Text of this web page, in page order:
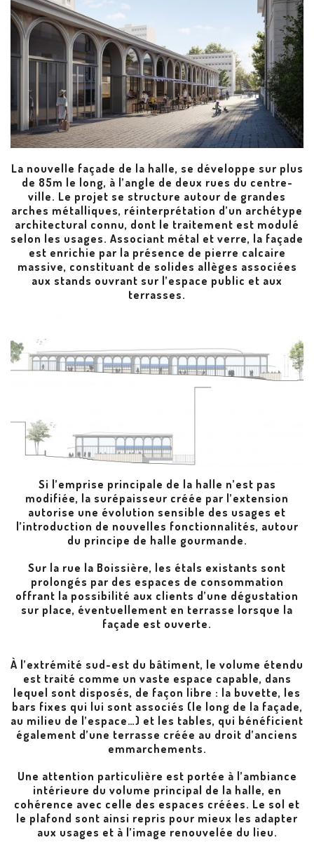
La nouvelle façade de la halle, se développe sur plus
de 85m le long, à l’angle de deux rues du centre-
ville. Le projet se structure autour de grandes
arches métalliques, réinterprétation d’un archétype
architectural connu, dont le traitement est modulé
selon les usages. Associant métal et verre, la façade
est enrichie par la présence de pierre calcaire
massive, constituant de solides allèges associées
aux stands ouvrant sur l’espace public et aux
terrasses.
Si l’emprise principale de la halle n’est pas
modifiée, la surépaisseur créée par l’extension
autorise une évolution sensible des usages et
l’introduction de nouvelles fonctionnalités, autour
du principe de halle gourmande.
Sur la rue la Boissière, les étals existants sont
prolongés par des espaces de consommation
offrant la possibilité aux clients d’une dégustation
sur place, éventuellement en terrasse lorsque la
façade est ouverte.
À l’extrémité sud-est du bâtiment, le volume étendu
est traité comme un vaste espace capable, dans
lequel sont disposés, de façon libre : la buvette, les
bars fixes qui lui sont associés (le long de la façade,
au milieu de l’espace…) et les tables, qui bénéficient
également d’une terrasse créée au droit d’anciens
emmarchements.
Une attention particulière est portée à l’ambiance
intérieure du volume principal de la halle, en
cohérence avec celle des espaces créées. Le sol et
le plafond sont ainsi repris pour mieux les adapter
aux usages et à l’image renouvelée du lieu.